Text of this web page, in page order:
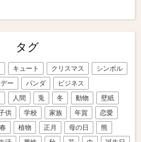
タグ
キュート クリスマス
シンボル
ー パンダ
ビジネス
人間 兎 冬 動物
壁紙
供 学校 家族 年賀
恋愛
春 植物 正月 母の日
熊